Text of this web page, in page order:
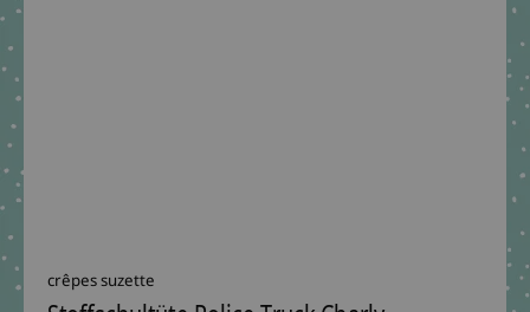
crêpes suzette